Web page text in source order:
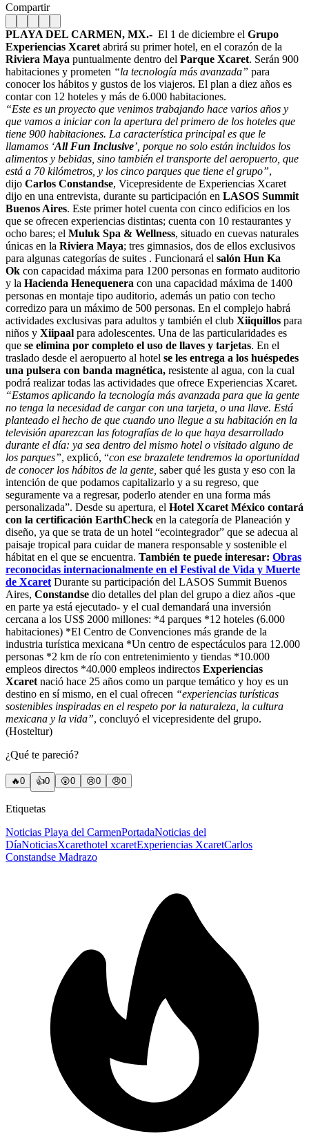
Compartir
PLAYA DEL CARMEN, MX.- El 1 de diciembre el Grupo
Experiencias Xcaret abrirá su primer hotel, en el corazón de la
Riviera Maya puntualmente dentro del Parque Xcaret. Serán 900
habitaciones y prometen “la tecnología más avanzada” para
conocer los hábitos y gustos de los viajeros. El plan a diez años es
contar con 12 hoteles y más de 6.000 habitaciones.
“Este es un proyecto que venimos trabajando hace varios años y
que vamos a iniciar con la apertura del primero de los hoteles que
tiene 900 habitaciones. La característica principal es que le
llamamos ‘All Fun Inclusive’, porque no solo están incluidos los
alimentos y bebidas, sino también el transporte del aeropuerto, que
está a 70 kilómetros, y los cinco parques que tiene el grupo”,
dijo Carlos Constandse, Vicepresidente de Experiencias Xcaret
dijo en una entrevista, durante su participación en LASOS Summit
Buenos Aires. Este primer hotel cuenta con cinco edificios en los
que se ofrecen experiencias distintas; cuenta con 10 restaurantes y
ocho bares; el Muluk Spa & Wellness, situado en cuevas naturales
únicas en la Riviera Maya; tres gimnasios, dos de ellos exclusivos
para algunas categorías de suites . Funcionará el salón Hun Ka
Ok con capacidad máxima para 1200 personas en formato auditorio
y la Hacienda Henequenera con una capacidad máxima de 1400
personas en montaje tipo auditorio, además un patio con techo
corredizo para un máximo de 500 personas. En el complejo habrá
actividades exclusivas para adultos y también el club Xiiquillos para
niños y Xiipaal para adolescentes. Una de las particularidades es
que se elimina por completo el uso de llaves y tarjetas. En el
traslado desde el aeropuerto al hotel se les entrega a los huéspedes
una pulsera con banda magnética, resistente al agua, con la cual
podrá realizar todas las actividades que ofrece Experiencias Xcaret.
“Estamos aplicando la tecnología más avanzada para que la gente
no tenga la necesidad de cargar con una tarjeta, o una llave. Está
planteado el hecho de que cuando uno llegue a su habitación en la
televisión aparezcan las fotografías de lo que haya desarrollado
durante el día: ya sea dentro del mismo hotel o visitado alguno de
los parques”, explicó, “con ese brazalete tendremos la oportunidad
de conocer los hábitos de la gente, saber qué les gusta y eso con la
intención de que podamos capitalizarlo y a su regreso, que
seguramente va a regresar, poderlo atender en una forma más
personalizada”. Desde su apertura, el Hotel Xcaret México contará
con la certificación EarthCheck en la categoría de Planeación y
diseño, ya que se trata de un hotel “ecointegrador” que se adecua al
paisaje tropical para cuidar de manera responsable y sostenible el
hábitat en el que se encuentra. También te puede interesar: Obras
reconocidas internacionalmente en el Festival de Vida y Muerte
de Xcaret Durante su participación del LASOS Summit Buenos
Aires, Constandse dio detalles del plan del grupo a diez años -que
en parte ya está ejecutado- y el cual demandará una inversión
cercana a los US$ 2000 millones: *4 parques *12 hoteles (6.000
habitaciones) *El Centro de Convenciones más grande de la
industria turística mexicana *Un centro de espectáculos para 12.000
personas *2 km de río con entretenimiento y tiendas *10.000
empleos directos *40.000 empleos indirectos Experiencias
Xcaret nació hace 25 años como un parque temático y hoy es un
destino en sí mismo, en el cual ofrecen “experiencias turísticas
sostenibles inspiradas en el respeto por la naturaleza, la cultura
mexicana y la vida”, concluyó el vicepresidente del grupo.
(Hosteltur)
¿Qué te pareció?
🔥0 👍0 😲0 😢0 😠0
Etiquetas
Noticias Playa del CarmenPortadaNoticias del
DíaNoticiasXcarethotel xcaretExperiencias XcaretCarlos
Constandse Madrazo